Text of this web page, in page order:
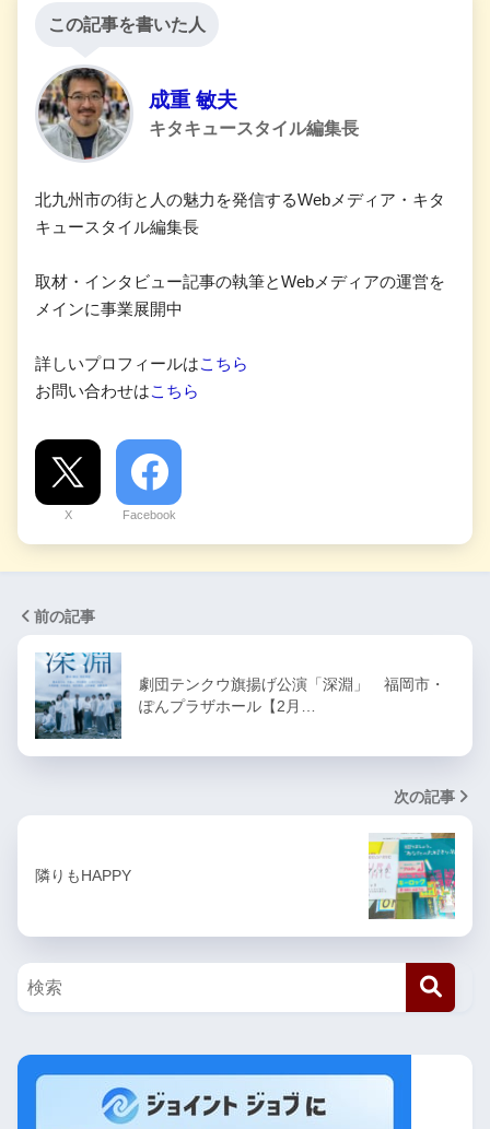
この記事を書いた人
成重 敏夫
キタキュースタイル編集長
北九州市の街と人の魅力を発信するWebメディア・キタ
キュースタイル編集長
取材・インタビュー記事の執筆とWebメディアの運営を
メインに事業展開中
詳しいプロフィールはこちら
お問い合わせはこちら
X Facebook
前の記事
劇団テンクウ旗揚げ公演「深淵」 福岡市・
ぽんプラザホール【2月…
次の記事
隣りもHAPPY